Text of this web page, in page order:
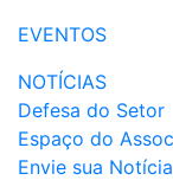
EVENTOS
NOTÍCIAS
Defesa do Setor
Espaço do
Envie sua Notícia